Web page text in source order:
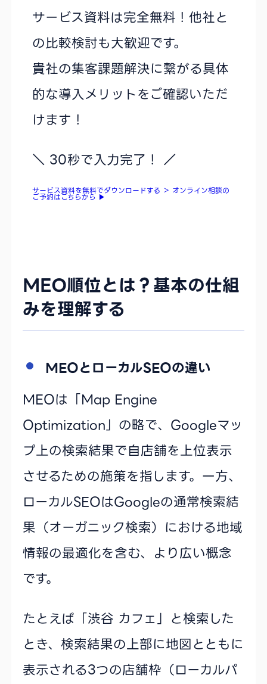
サービス資料は完全無料！他社と
の比較検討も大歓迎です。
貴社の集客課題解決に繋がる具体
的な導入メリットをご確認いただ
けます！
＼ 30秒で入力完了！ ／
サービス資料を無料でダウンロードする ＞ オンライン相談の
ご予約はこちらから ▶
MEO順位とは？基本の仕組
みを理解する
MEOとローカルSEOの違い
MEOは「Map Engine
Optimization」の略で、Googleマッ
プ上の検索結果で自店舗を上位表示
させるための施策を指します。一方、
ローカルSEOはGoogleの通常検索結
果（オーガニック検索）における地域
情報の最適化を含む、より広い概念
です。
たとえば「渋谷 カフェ」と検索した
とき、検索結果の上部に地図とともに
表示される3つの店舗枠（ローカルパ